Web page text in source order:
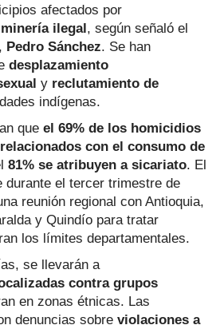
afectados por
minería ilegal, según señaló el
Pedro Sánchez. Se han
desplazamiento
y reclutamiento de
indígenas.
que el 69% de los homicidios
con el consumo de
81% se atribuyen a sicariato. El
durante el tercer trimestre de
reunión regional con Antioquia,
y Quindío para tratar
los límites departamentales.
se llevarán a
contra grupos
en zonas étnicas. Las
denuncias sobre violaciones a